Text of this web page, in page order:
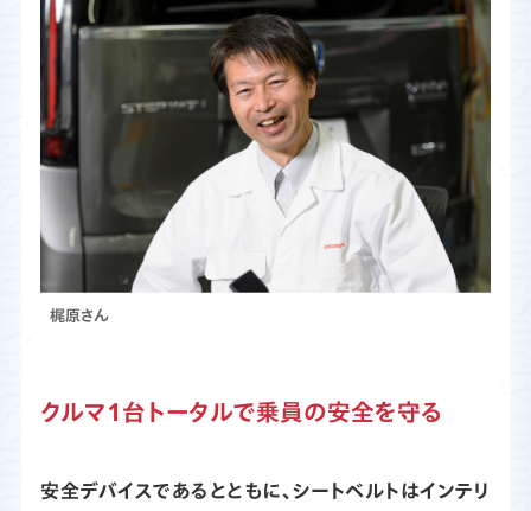
梶原さん
クルマ1台トータルで乗員の安全を守る
安全デバイスであるとともに、シートベルトはインテリ